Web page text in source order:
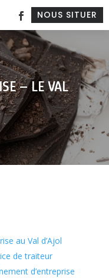
NOUS SITUER
– LE VAL
au Val d’Ajol
de traiteur
d’entreprise